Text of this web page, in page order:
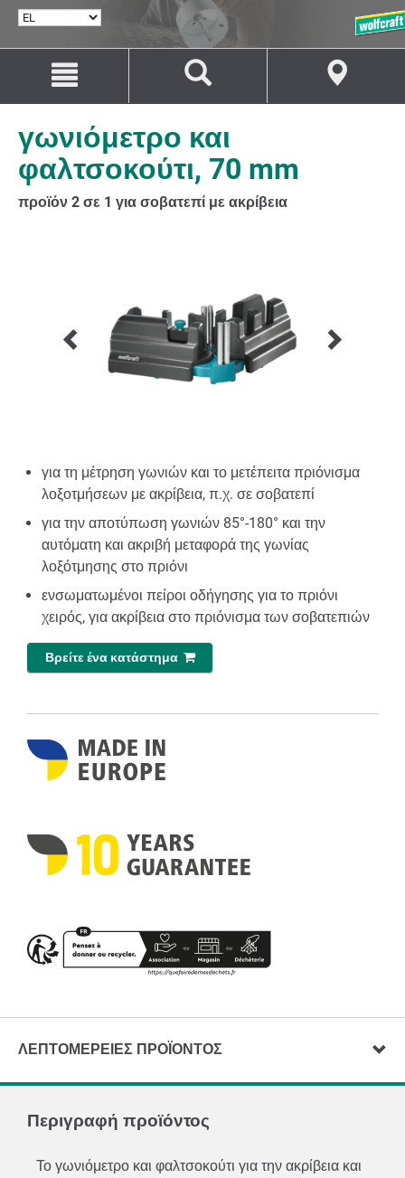
ΕΠΙΛΟΓΉ
Μετάβαση
περιεχόμενο
Μετάβαση
πλοήγηση
γωνιόμετρο και
φαλτσοκούτι, 70 mm
προϊόν 2 σε 1 για σοβατεπί με ακρίβεια
για τη μέτρηση γωνιών και το μετέπειτα πριόνισμα
λοξοτμήσεων με ακρίβεια, π.χ. σε σοβατεπί
για την αποτύπωση γωνιών 85°-180° και την
αυτόματη και ακριβή μεταφορά της γωνίας
λοξότμησης στο πριόνι
ενσωματωμένοι πείροι οδήγησης για το πριόνι
χειρός, για ακρίβεια στο πριόνισμα των σοβατεπιών
Βρείτε ένα κατάστημα
ΛΕΠΤΟΜΈΡΕΙΕΣ ΠΡΟΪΌΝΤΟΣ
Περιγραφή προϊόντος
Το γωνιόμετρο και φαλτσοκούτι για την ακρίβεια και